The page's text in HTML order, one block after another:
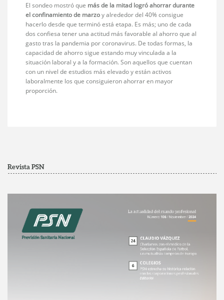
El sondeo mostró que más de la mitad logró ahorrar durante
el confinamiento de marzoy alrededor del 40% consigue
hacerlo desde que terminó está etapa. Es más; uno de cada
dos confiesa tener una actitud más favorable al ahorro que al
gasto tras la pandemia por coronavirus. De todas formas, la
capacidad de ahorro sigue estando muy vinculada a la
situación laboral y a la formación. Son aquellos que cuentan
con un nivel de estudios más elevado y están activos
laboralmente los que consiguieron ahorrar en mayor
proporción.
Revista PSN